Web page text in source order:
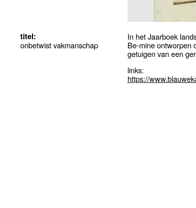
titel:
onbetwist vakmanschap
In het Jaarboek
Be-mine ontworpen
getuigen van een
links:
https://